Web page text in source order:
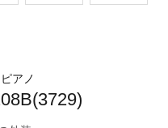
アノ